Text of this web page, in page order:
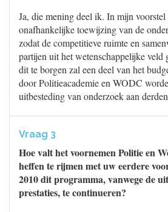
Ja, die mening deel ik. In mijn
onafhankelijke toewijzing van de
zodat de competitieve ruimte en
partijen uit het wetenschappelijke
dit te borgen zal een deel van het
door Politieacademie en WODC
uitbesteding van onderzoek aan
Vraag 3
Hoe valt het voornemen Politie en
heffen te rijmen met uw eerdere
2010 dit programma, vanwege de
prestaties, te continueren?